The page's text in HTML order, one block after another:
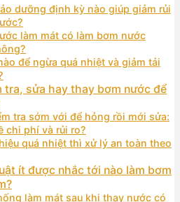
dưỡng định kỳ nào giúp giảm rủi
làm mát có làm bơm nước
để ngừa quá nhiệt và giảm tải
tra, sửa hay thay bơm nước để
tra sớm với để hỏng rồi mới sửa:
chi phí và rủi ro?
quá nhiệt thì xử lý an toàn theo
ít được nhắc tới nào làm bơm
làm mát sau khi thay nước có